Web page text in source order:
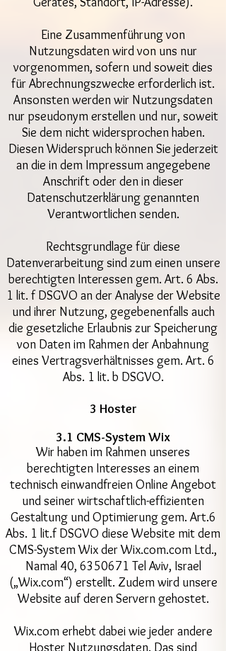
Eine Zusammenführung von
Nutzungsdaten wird von uns nur
vorgenommen, sofern und soweit dies
für Abrechnungszwecke erforderlich ist.
Ansonsten werden wir Nutzungsdaten
nur pseudonym erstellen und nur, soweit
Sie dem nicht widersprochen haben.
Diesen Widerspruch können Sie jederzeit
an die in dem Impressum angegebene
Anschrift oder den in dieser
Datenschutzerklärung genannten
Verantwortlichen senden.
Rechtsgrundlage für diese
Datenverarbeitung sind zum einen unsere
berechtigten Interessen gem. Art. 6 Abs.
1 lit. f DSGVO an der Analyse der Website
und ihrer Nutzung, gegebenenfalls auch
die gesetzliche Erlaubnis zur Speicherung
von Daten im Rahmen der Anbahnung
eines Vertragsverhältnisses gem. Art. 6
Abs. 1 lit. b DSGVO.
3 Hoster
3.1 CMS-System Wix
Wir haben im Rahmen unseres
berechtigten Interesses an einem
technisch einwandfreien Online Angebot
und seiner wirtschaftlich-effizienten
Gestaltung und Optimierung gem. Art.6
Abs. 1 lit.f DSGVO diese Website mit dem
CMS-System Wix der Wix.com.com Ltd.,
Namal 40, 6350671 Tel Aviv, Israel
(„Wix.com“) erstellt. Zudem wird unsere
Website auf deren Servern gehostet.
Wix.com erhebt dabei wie jeder andere
Hoster Nutzungsdaten. Das sind